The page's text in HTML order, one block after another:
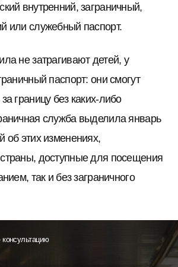
внутренний, заграничный,
или служебный паспорт.
не затрагивают детей, у
паспорт: они смогут
границу без каких-либо
служба выделила январь
об этих изменениях,
доступные для посещения
так и без заграничного